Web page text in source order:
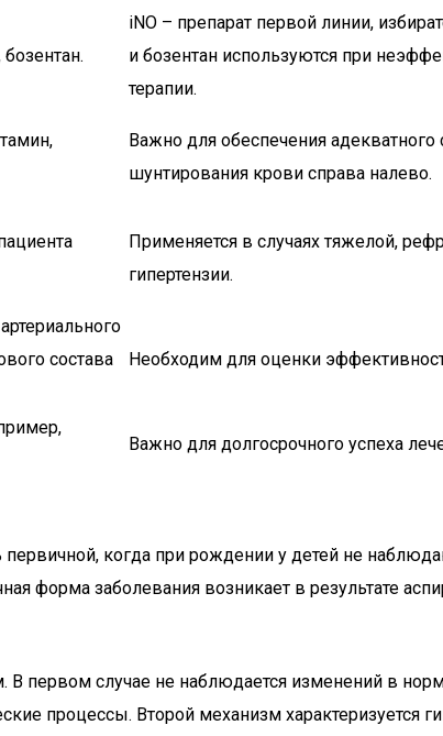
iNO – препарат первой линии,
и бозентан используются при
терапии.
Важно для обеспечения
шунтирования крови справа налево.
Применяется в случаях тяжелой,
гипертензии.
состава
Необходим для оценки
Важно для долгосрочного успеха
когда при рождении у детей не
форма заболевания возникает в результате
случае не наблюдается изменений в
процессы. Второй механизм характеризуется